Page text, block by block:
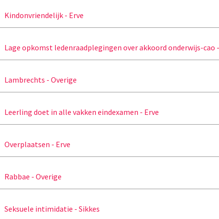
Kindonvriendelijk - Erve
Lage opkomst ledenraadplegingen over akkoord onderwijs-cao
Lambrechts - Overige
Leerling doet in alle vakken eindexamen - Erve
Overplaatsen - Erve
Rabbae - Overige
Seksuele intimidatie - Sikkes